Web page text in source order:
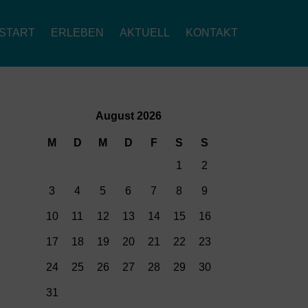
START ERLEBEN AKTUELL KONTAKT
August 2026
M D M D F S
S
1
2
3 4 5 6 7 8 9
10 11 12 13 14 15 16
17 18 19 20 21 22 23
24 25 26 27 28 29 30
31